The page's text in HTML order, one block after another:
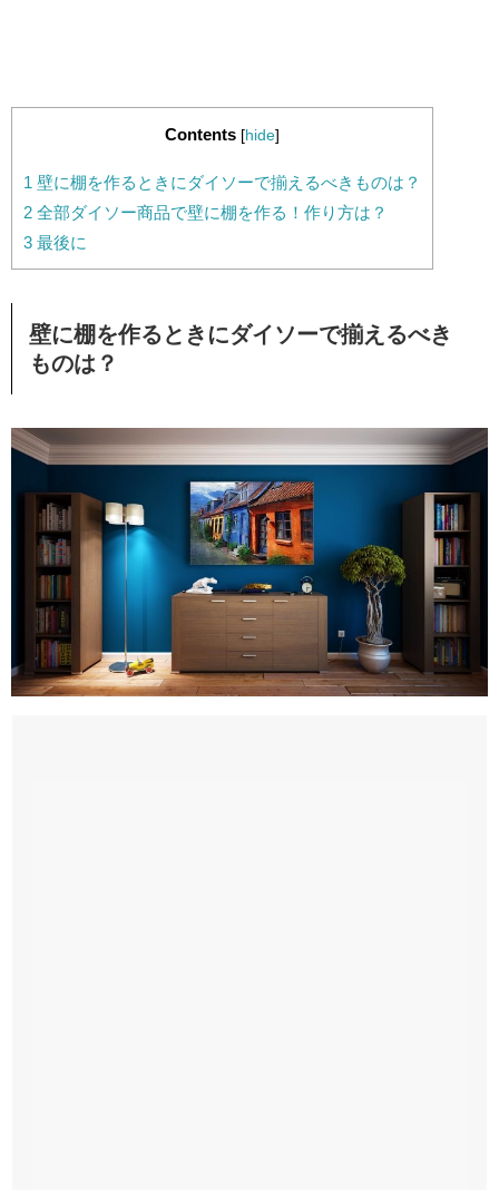
Contents [hide]
1 壁に棚を作るときにダイソーで揃えるべきものは？
2 全部ダイソー商品で壁に棚を作る！作り方は？
3 最後に
壁に棚を作るときにダイソーで揃えるべき
ものは？